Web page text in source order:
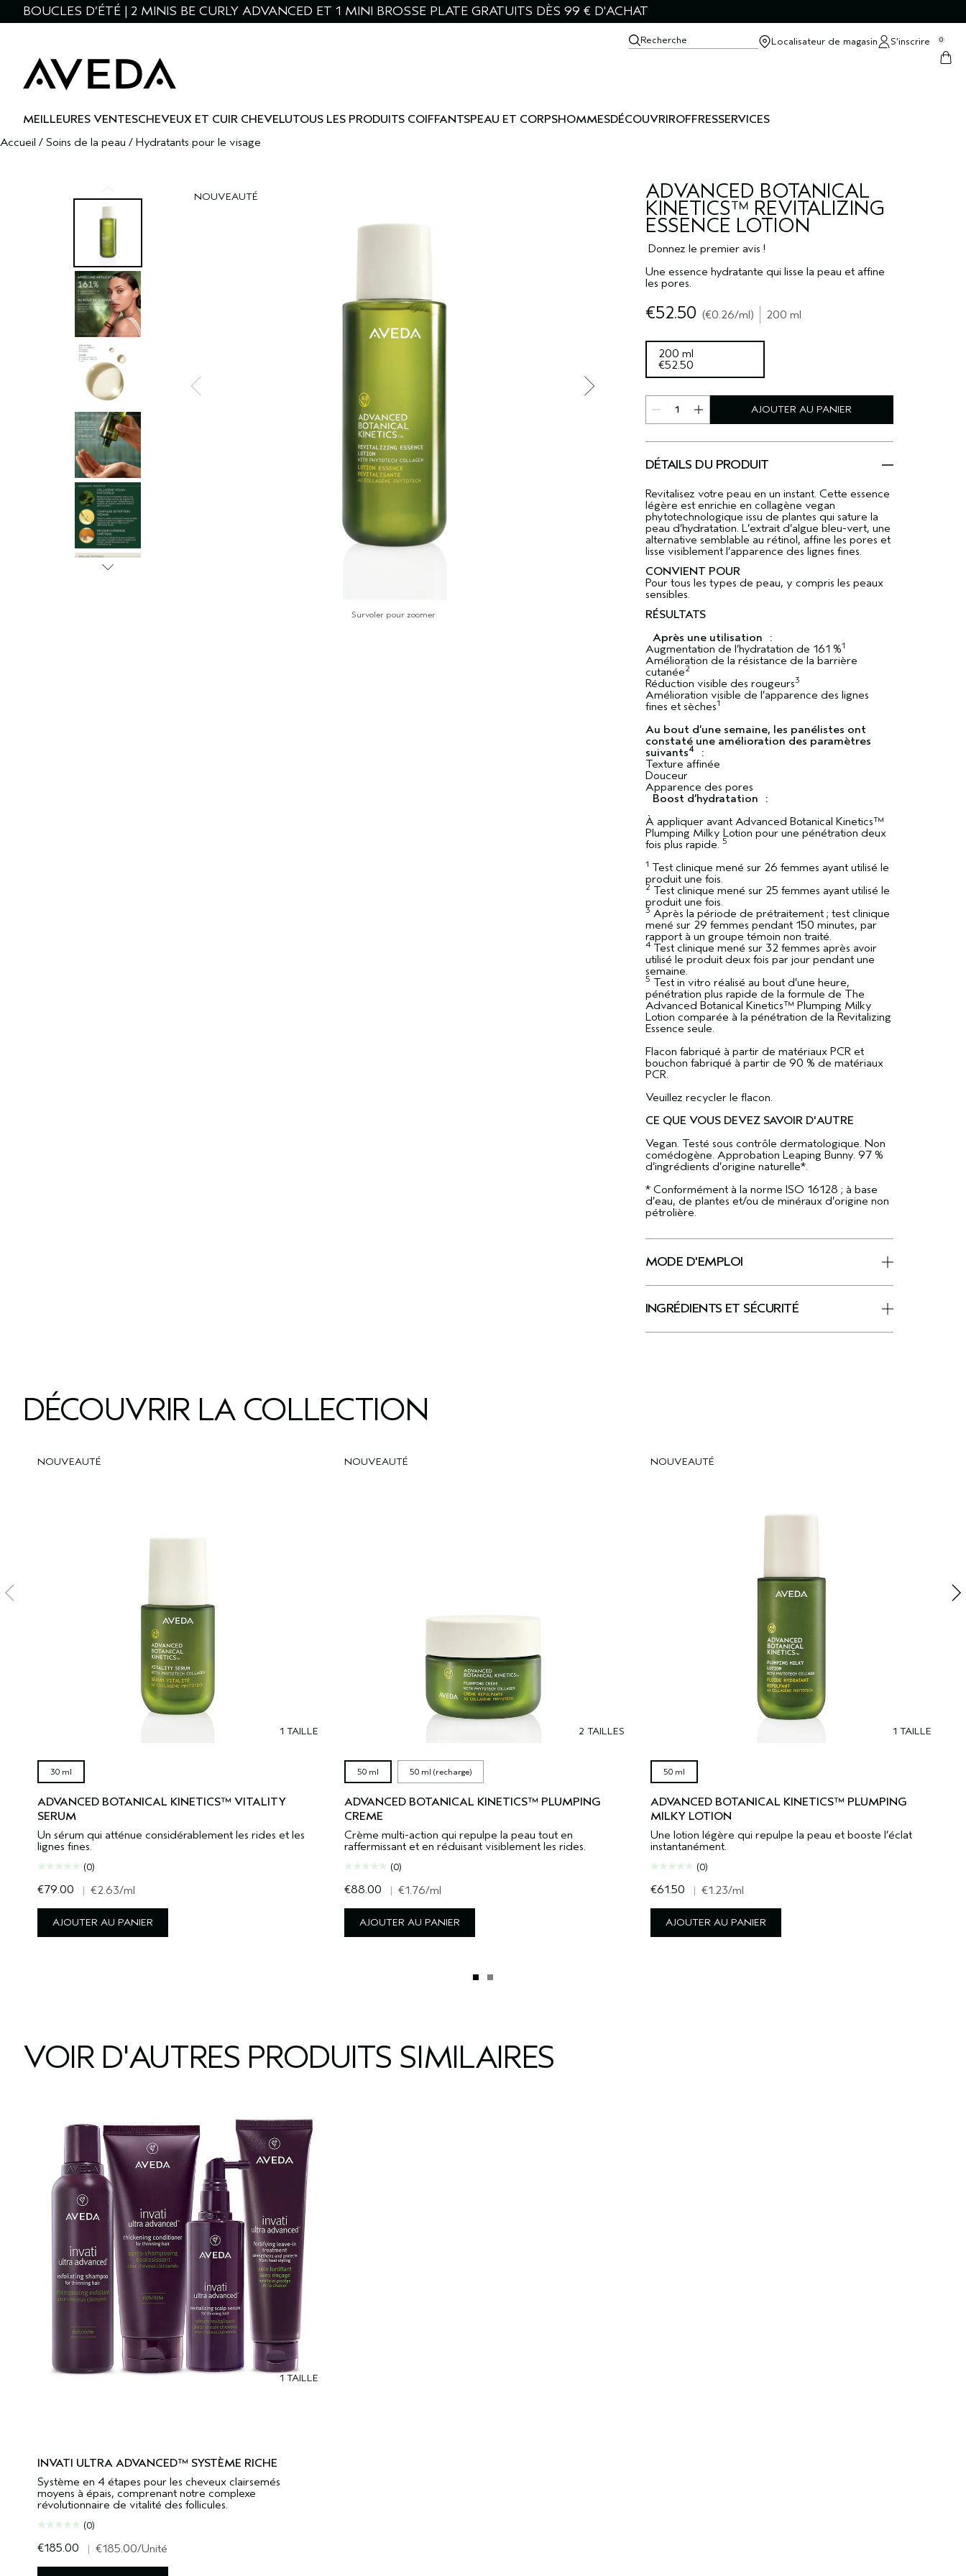
BOUCLES D’ÉTÉ | 2 MINIS BE CURLY ADVANCED ET 1 MINI BROSSE PLATE GRATUITS DÈS 99 € D'ACHAT
Recherche Localisateur de magasin S’inscrire 0
MEILLEURES VENTESCHEVEUX ET CUIR CHEVELUTOUS LES PRODUITS COIFFANTSPEAU ET CORPSHOMMESDÉCOUVRIROFFRESSERVICES
Accueil / Soins de la peau / Hydratants pour le visage
ADVANCED BOTANICAL
KINETICS™ REVITALIZING
ESSENCE LOTION
Donnez le premier avis !
Une essence hydratante qui lisse la peau et affine
les pores.
NOUVEAUTÉ
Survoler pour zoomer
€52.50 €0.26/ml 200 ml
200 ml
€52.50
AJOUTER AU PANIER
DÉTAILS DU PRODUIT
Revitalisez votre peau en un instant. Cette essence
légère est enrichie en collagène vegan
phytotechnologique issu de plantes qui sature la
peau d’hydratation. L’extrait d’algue bleu-vert, une
alternative semblable au rétinol, affine les pores et
lisse visiblement l’apparence des lignes fines.
CONVIENT POUR
Pour tous les types de peau, y compris les peaux
sensibles.
RÉSULTATS
Après une utilisation :
Augmentation de l’hydratation de 161 %1
Amélioration de la résistance de la barrière
cutanée2
Réduction visible des rougeurs3
Amélioration visible de l’apparence des lignes
fines et sèches1
Au bout d’une semaine, les panélistes ont
constaté une amélioration des paramètres
suivants4
:
Texture affinée
Douceur
Apparence des pores
Boost d’hydratation :
À appliquer avant Advanced Botanical Kinetics™
Plumping Milky Lotion pour une pénétration deux
fois plus rapide. 5
1 Test clinique mené sur 26 femmes ayant utilisé le
produit une fois.
2 Test clinique mené sur 25 femmes ayant utilisé le
produit une fois.
3 Après la période de prétraitement ; test clinique
mené sur 29 femmes pendant 150 minutes, par
rapport à un groupe témoin non traité.
4Test clinique mené sur 32 femmes après avoir
utilisé le produit deux fois par jour pendant une
semaine.
5 Test in vitro réalisé au bout d’une heure,
pénétration plus rapide de la formule de The
Advanced Botanical Kinetics™ Plumping Milky
Lotion comparée à la pénétration de la Revitalizing
Essence seule.
Flacon fabriqué à partir de matériaux PCR et
bouchon fabriqué à partir de 90 % de matériaux
PCR.
Veuillez recycler le flacon.
CE QUE VOUS DEVEZ SAVOIR D'AUTRE
Vegan. Testé sous contrôle dermatologique. Non
comédogène. Approbation Leaping Bunny. 97 %
d’ingrédients d’origine naturelle*.
* Conformément à la norme ISO 16128 ; à base
d’eau, de plantes et/ou de minéraux d’origine non
pétrolière.
MODE D'EMPLOI
INGRÉDIENTS ET SÉCURITÉ
DÉCOUVRIR LA COLLECTION
NOUVEAUTÉ
1 TAILLE
30 ml
ADVANCED BOTANICAL KINETICS™ VITALITY
SERUM
Un sérum qui atténue considérablement les rides et les
lignes fines.
(0)
€79.00 | €2.63/ml
AJOUTER AU PANIER
NOUVEAUTÉ
2 TAILLES
50 ml 50 ml (recharge)
ADVANCED BOTANICAL KINETICS™ PLUMPING
CREME
Crème multi-action qui repulpe la peau tout en
raffermissant et en réduisant visiblement les rides.
(0)
€88.00 | €1.76/ml
AJOUTER AU PANIER
NOUVEAUTÉ
1 TAILLE
50 ml
ADVANCED BOTANICAL KINETICS™ PLUMPING
MILKY LOTION
Une lotion légère qui repulpe la peau et booste l’éclat
instantanément.
(0)
€61.50 | €1.23/ml
AJOUTER AU PANIER
VOIR D'AUTRES PRODUITS SIMILAIRES
1 TAILLE
INVATI ULTRA ADVANCED™ SYSTÈME RICHE
Système en 4 étapes pour les cheveux clairsemés
moyens à épais, comprenant notre complexe
révolutionnaire de vitalité des follicules.
(0)
€185.00 | €185.00/Unité